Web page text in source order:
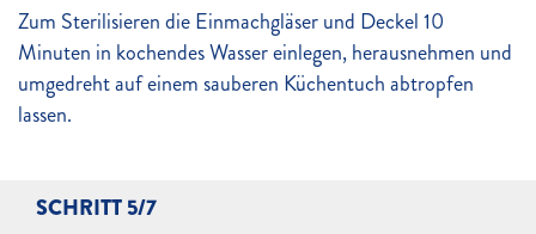
Zum Sterilisieren die Einmachgläser und Deckel 10
Minuten in kochendes Wasser einlegen, herausnehmen und
umgedreht auf einem sauberen Küchentuch abtropfen
lassen.
SCHRITT 5/7